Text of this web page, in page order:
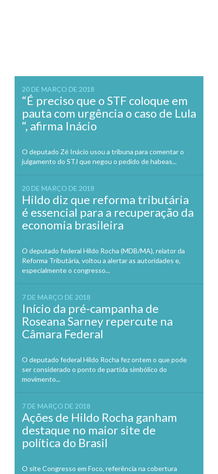
20 DE MARÇO DE 2018
“É preciso que o STF coloque em
pauta com urgência o caso de Lula
“, afirma Inácio
O deputado Zé Inácio usou a tribuna para comentar o
julgamento do STJ que negou o pedido de habeas...
20 DE MARÇO DE 2018
Hildo diz que reforma tributária
é essencial para a recuperação da
economia brasileira
O deputado federal Hildo Rocha (MDB/MA), relator da
Reforma Tributária, voltou a alertar as autoridades e,
especialmente o congresso...
7 DE MARÇO DE 2018
Início da pré-campanha de
Roseana Sarney repercute na
Câmara Federal
O deputado federal Hildo Rocha fez ontem o que pode
ser considerado o ponto de partida simbólico do
movimento...
7 DE MARÇO DE 2018
Ações de Hildo Rocha ganham
destaque no maior site de
política do Brasil
O site Congresso em Foco, referência na cobertura